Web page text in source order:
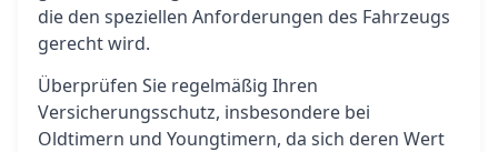
die den speziellen Anforderungen des Fahrzeugs
gerecht wird.
Überprüfen Sie regelmäßig Ihren
Versicherungsschutz, insbesondere bei
Oldtimern und Youngtimern, da sich deren Wert